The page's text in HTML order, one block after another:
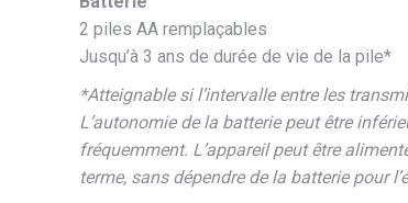
2 piles AA remplaçables
Jusqu’à 3 ans de durée de vie de la pile*
*Atteignable si l’intervalle entre les
L’autonomie de la batterie peut être
fréquemment. L’appareil peut être
terme, sans dépendre de la batterie pour